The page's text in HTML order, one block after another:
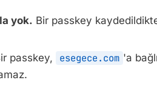
yok. Bir passkey
passkey, esegece.com 'a